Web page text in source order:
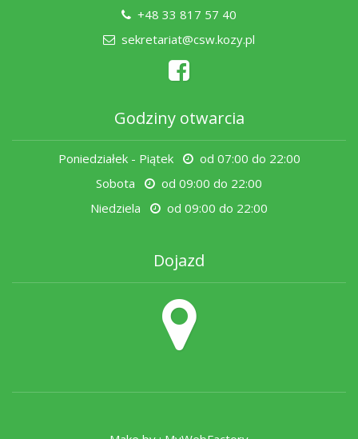
+48 33 817 57 40
sekretariat@csw.kozy.pl
Godziny otwarcia
Poniedziałek - Piątek
od 07:00 do 22:00
Sobota
od 09:00 do 22:00
Niedziela
od 09:00 do 22:00
Dojazd